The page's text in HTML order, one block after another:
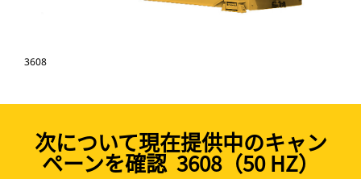
3608
次について現在提供中のキャン
ペーンを確認 3608（50 HZ）